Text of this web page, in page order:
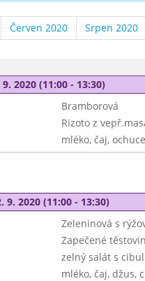
Červen 2020 Srpen 2020
2020 (11:00 - 13:30)
Bramborová
Rizoto z
mléko, čaj,
9. 2020 (11:00 - 13:30)
Zeleninová s
Zapečené
zelný salát s
mléko, čaj, džus,